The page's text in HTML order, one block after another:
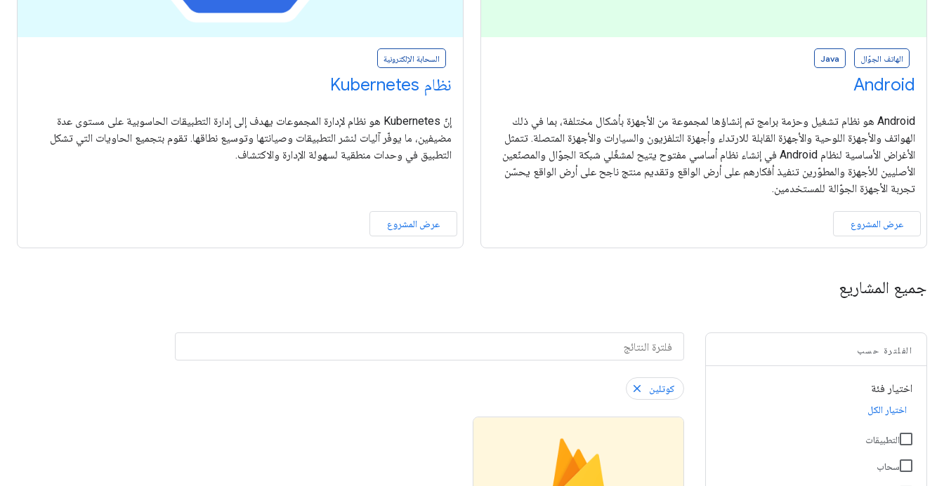
الهاتف الجوّال Java
Android
Android هو نظام تشغيل وحزمة برامج تم إنشاؤها لمجموعة من الأجهزة بأشكال مختلفة، بما في ذلك
الهواتف والأجهزة اللوحية والأجهزة القابلة للارتداء وأجهزة التلفزيون والسيارات والأجهزة المتصلة. تتمثل
الأغراض الأساسية لنظام Android في إنشاء نظام أساسي مفتوح يتيح لمشغّلي شبكة الجوّال والمصنّعين
الأصليين للأجهزة والمطوّرين تنفيذ أفكارهم على أرض الواقع وتقديم منتج ناجح على أرض الواقع يحسّن
تجربة الأجهزة الجوّالة للمستخدمين.
عرض المشروع
السحابة الإلكترونية
نظام Kubernetes
إنّ Kubernetes هو نظام لإدارة المجموعات يهدف إلى إدارة التطبيقات الحاسوبية على مستوى عدة
مضيفين، ما يوفّر آليات لنشر التطبيقات وصيانتها وتوسيع نطاقها. تقوم بتجميع الحاويات التي تشكل
التطبيق في وحدات منطقية لسهولة الإدارة والاكتشاف.
عرض المشروع
جميع المشاريع
الفلترة حسب
اختيار فئة
اختيار الكل
التطبيقات
سحاب
كوتلين